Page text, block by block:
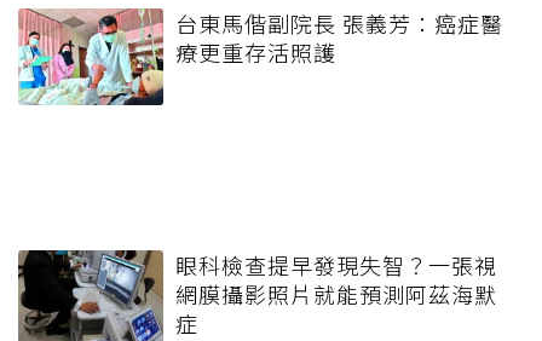
台東馬偕副院長 張義芳：癌症醫
療更重存活照護
眼科檢查提早發現失智？一張視
網膜攝影照片就能預測阿茲海默
症